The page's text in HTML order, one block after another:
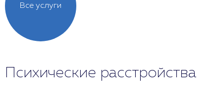
Все услуги
Психические расстройства